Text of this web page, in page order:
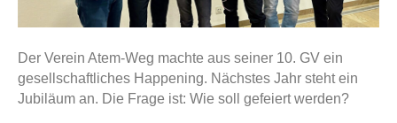
Der Verein Atem-Weg machte aus seiner 10. GV ein
gesellschaftliches Happening. Nächstes Jahr steht ein
Jubiläum an. Die Frage ist: Wie soll gefeiert werden?